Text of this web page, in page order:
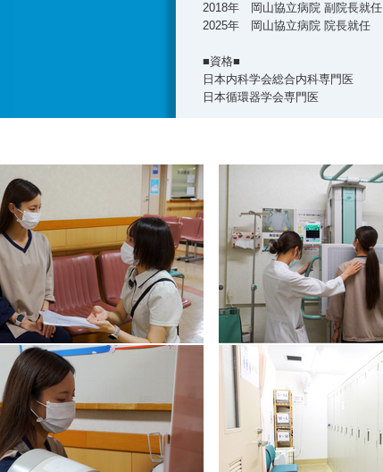
2018年 岡山協立病院 副院長就任
2025年 岡山協立病院 院長就任
■資格■
日本内科学会総合内科専門医
日本循環器学会専門医